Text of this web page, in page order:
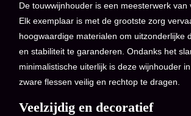
De touwwijnhouder is een meesterwerk van
Elk exemplaar is met de grootste zorg
hoogwaardige materialen om uitzonderlijke
en stabiliteit te garanderen. Ondanks het
minimalistische uiterlijk is deze wijnhouder
zware flessen veilig en rechtop te dragen.
Veelzijdig en decoratief